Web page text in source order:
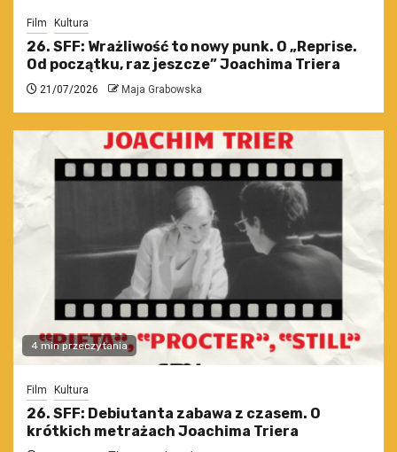
Film Kultura
26. SFF: Wrażliwość to nowy punk. O „Reprise.
Od początku, raz jeszcze” Joachima Triera
21/07/2026 Maja Grabowska
4 min przeczytania
Film Kultura
26. SFF: Debiutanta zabawa z czasem. O
krótkich metrażach Joachima Triera